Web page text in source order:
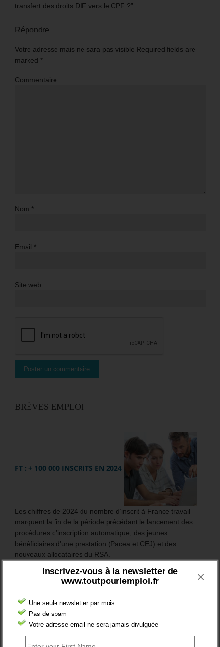
Inscrivez-vous à la newsletter de
www.toutpourlemploi.fr
Une seule newsletter par mois
Pas de spam
Votre adresse email ne sera jamais divulguée
×
transfert des droits DIF vers le CPF ?”
Répondre
Votre adresse mais ne sara pas visible Required fields are
marked *
Commentaire
Nom *
Email *
Site web
BRÈVES EMPLOI
FT : + 100 000 INSCRITS EN 2024
Les chiffres de 2024 du nombre d’inscrit à France travail
marquent la fin de la période précédant le lancement des
procédures d’inscription automatique, des jeunes
bénéficiaires d’une prestation (Pacea et CEJ) et des
nouveaux allocataires du RSA.
En France entière, le nombre de demandeurs d’emploi,
inscrits à France travail, s’élève à 6 255 100 au 4ème
trimestre 2024.
Sur l’année 2024, il a globalement augmenté de +1,5%.
Mais surtout, en catégorie A, le nombre des inscrits (sans